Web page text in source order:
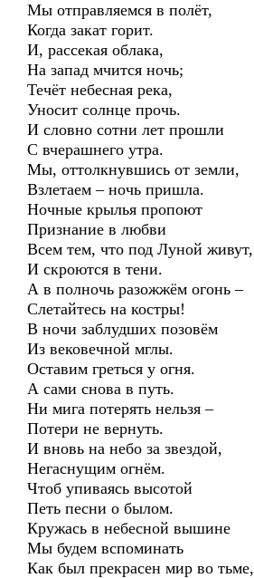
Мы отправляемся в полёт,
Когда закат горит.
И, рассекая облака,
На запад мчится ночь;
Течёт небесная река,
Уносит солнце прочь.
И словно сотни лет прошли
С вчерашнего утра.
Мы, оттолкнувшись от земли,
Взлетаем – ночь пришла.
Ночные крылья пропоют
Признание в любви
Всем тем, что под Луной живут,
И скроются в тени.
А в полночь разожжём огонь –
Слетайтесь на костры!
В ночи заблудших позовём
Из вековечной мглы.
Оставим греться у огня.
А сами снова в путь.
Ни мига потерять нельзя –
Потери не вернуть.
И вновь на небо за звездой,
Негаснущим огнём.
Чтоб упиваясь высотой
Петь песни о былом.
Кружась в небесной вышине
Мы будем вспоминать
Как был прекрасен мир во тьме,